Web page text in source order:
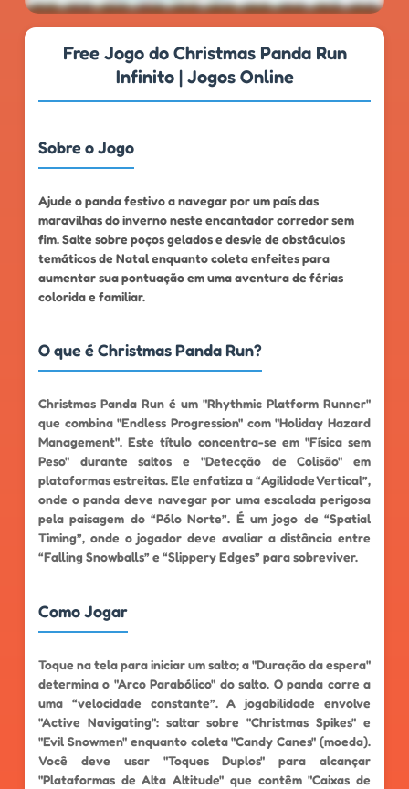
Free Jogo do Christmas Panda Run
Infinito | Jogos Online
Sobre o Jogo
Ajude o panda festivo a navegar por um país das
maravilhas do inverno neste encantador corredor sem
fim. Salte sobre poços gelados e desvie de obstáculos
temáticos de Natal enquanto coleta enfeites para
aumentar sua pontuação em uma aventura de férias
colorida e familiar.
O que é Christmas Panda Run?
Christmas Panda Run é um "Rhythmic Platform Runner"
que combina "Endless Progression" com "Holiday Hazard
Management". Este título concentra-se em "Física sem
Peso" durante saltos e "Detecção de Colisão" em
plataformas estreitas. Ele enfatiza a “Agilidade Vertical”,
onde o panda deve navegar por uma escalada perigosa
pela paisagem do “Pólo Norte”. É um jogo de “Spatial
Timing”, onde o jogador deve avaliar a distância entre
“Falling Snowballs” e “Slippery Edges” para sobreviver.
Como Jogar
Toque na tela para iniciar um salto; a "Duração da espera"
determina o "Arco Parabólico" do salto. O panda corre a
uma “velocidade constante”. A jogabilidade envolve
"Active Navigating": saltar sobre "Christmas Spikes" e
"Evil Snowmen" enquanto coleta "Candy Canes" (moeda).
Você deve usar "Toques Duplos" para alcançar
"Plataformas de Alta Altitude" que contêm "Caixas de